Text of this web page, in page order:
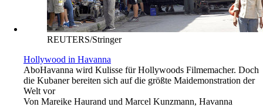
REUTERS/Stringer
Hollywood in Havanna
AboHavanna wird Kulisse für Hollywoods Filmemacher. Doch
die Kubaner bereiten sich auf die größte Maidemonstration der
Welt vor
Von Mareike Haurand und Marcel Kunzmann, Havanna